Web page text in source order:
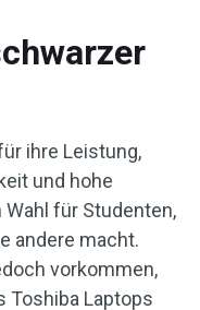
ihre Leistung,
und hohe
für Studenten,
andere macht.
vorkommen,
Toshiba Laptops